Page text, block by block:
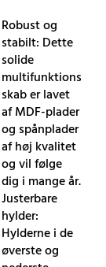
Robust og
stabilt: Dette
solide
multifunktions
skab er lavet
af MDF-plader
og spånplader
af høj kvalitet
og vil følge
dig i mange år.
Justerbare
hylder:
Hylderne i de
øverste og